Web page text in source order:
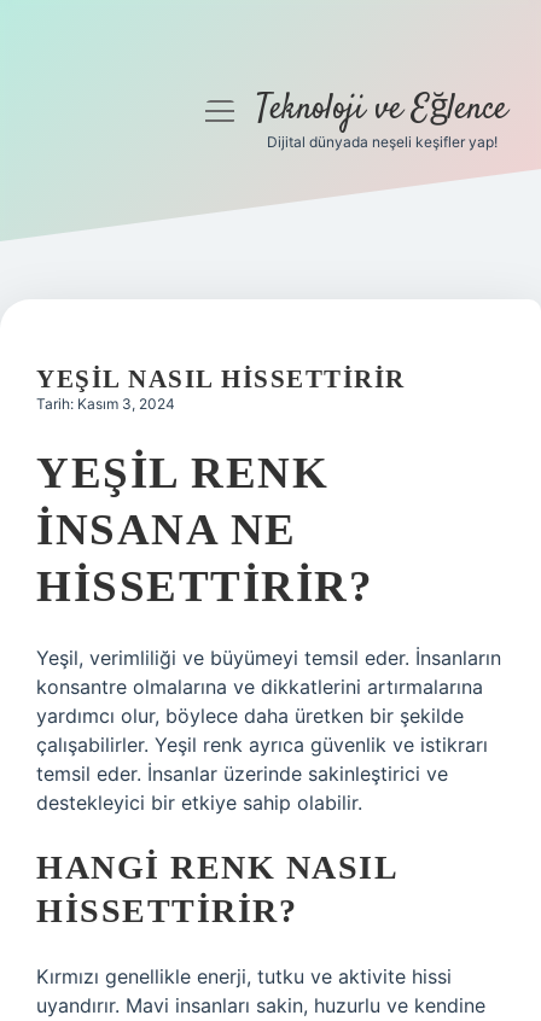
Gizlilik Politikası
Yasal Uyarı
menüyüTeknoloji ve Eğlence
Dijital dünyada neşeli keşifler yap!
YEŞIL NASIL HISSETTIRIR
Tarih: Kasım 3, 2024
YEŞIL RENK
INSANA NE
HISSETTIRIR?
Yeşil, verimliliği ve büyümeyi temsil eder. İnsanların
konsantre olmalarına ve dikkatlerini artırmalarına
yardımcı olur, böylece daha üretken bir şekilde
çalışabilirler. Yeşil renk ayrıca güvenlik ve istikrarı
temsil eder. İnsanlar üzerinde sakinleştirici ve
destekleyici bir etkiye sahip olabilir.
HANGI RENK NASIL
HISSETTIRIR?
Kırmızı genellikle enerji, tutku ve aktivite hissi
uyandırır. Mavi insanları sakin, huzurlu ve kendine